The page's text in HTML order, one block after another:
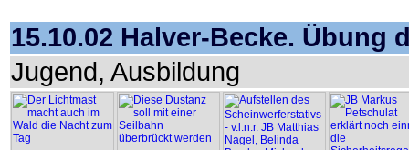
15.10.02 Halver-Becke. Übung
Jugend, Ausbildung